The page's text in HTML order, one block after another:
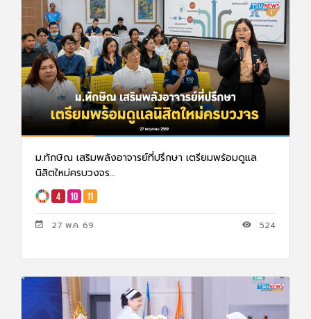
ม.ทักษิณ เสริมพลังอาจารย์ที่ปรึกษา เตรียมพร้อมดูแล
นิสิตใหม่ครบวงจร...
27 พ.ค. 69 524